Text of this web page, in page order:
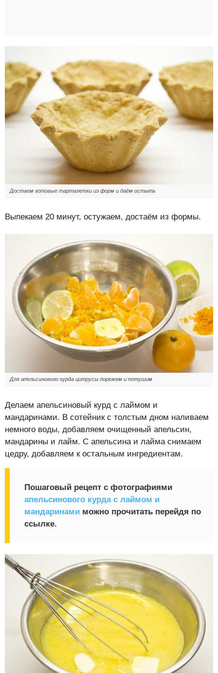
Достаем готовые тарталетки из форм и даём остыть
Выпекаем 20 минут, остужаем, достаём из формы.
Для апельсинового курда цитрусы порежем и потушим
Делаем апельсиновый курд с лаймом и
мандаринами. В сотейник с толстым дном наливаем
немного воды, добавляем очищенный апельсин,
мандарины и лайм. С апельсина и лайма снимаем
цедру, добавляем к остальным ингредиентам.
Пошаговый рецепт с фотографиями
апельсинового курда с лаймом и
мандаринами можно прочитать перейдя по
ссылке.